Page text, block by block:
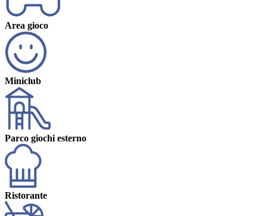
Area gioco
Miniclub
Parco giochi esterno
Ristorante